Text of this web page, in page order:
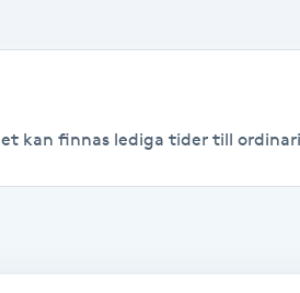
kan finnas lediga tider till